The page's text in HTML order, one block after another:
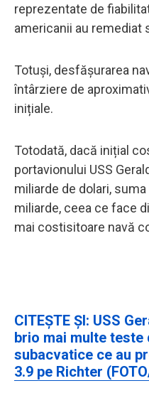
reprezentate de
americanii au remediat
Totuși, desfășurarea
întârziere de
inițiale.
Totodată, dacă inițial
portavionului USS
miliarde de dolari,
miliarde, ceea ce face
mai costisitoare navă
CITEȘTE ȘI: USS
brio mai multe teste
subacvatice ce au
3.9 pe Richter